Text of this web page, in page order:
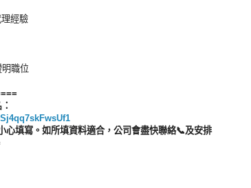
經驗
明職位
心填寫。如所填資料適合，公司會盡快聯絡📞及安排